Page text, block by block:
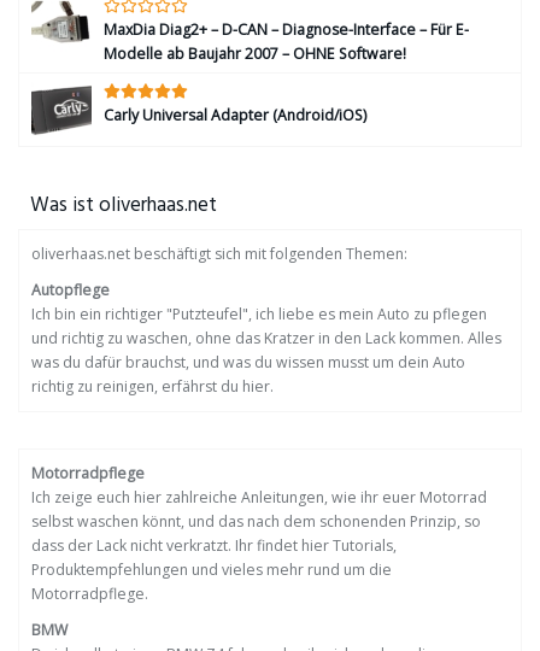
MaxDia Diag2+ – D-CAN – Diagnose-Interface – Für E-
Modelle ab Baujahr 2007 – OHNE Software!
Carly Universal Adapter (Android/iOS)
Was ist oliverhaas.net
oliverhaas.net beschäftigt sich mit folgenden Themen:
Autopflege
Ich bin ein richtiger "Putzteufel", ich liebe es mein Auto zu pflegen
und richtig zu waschen, ohne das Kratzer in den Lack kommen. Alles
was du dafür brauchst, und was du wissen musst um dein Auto
richtig zu reinigen, erfährst du hier.
Motorradpflege
Ich zeige euch hier zahlreiche Anleitungen, wie ihr euer Motorrad
selbst waschen könnt, und das nach dem schonenden Prinzip, so
dass der Lack nicht verkratzt. Ihr findet hier Tutorials,
Produktempfehlungen und vieles mehr rund um die
Motorradpflege.
BMW